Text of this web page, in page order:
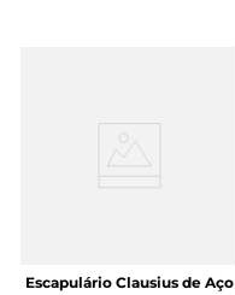
Escapulário Clausius de Aço